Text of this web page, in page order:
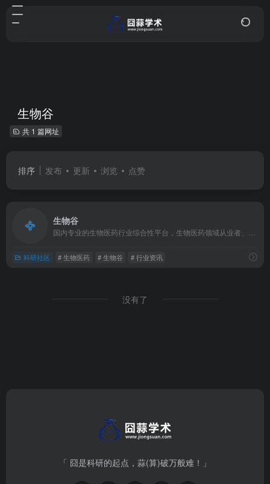
生物谷
共 1 篇网址
排序 发布 更新 浏览 点赞
生物谷
科研社区 # 生物医药 # 生物谷 # 行业资讯
没有了
「 囧是科研的起点，蒜(算)破万般难！」